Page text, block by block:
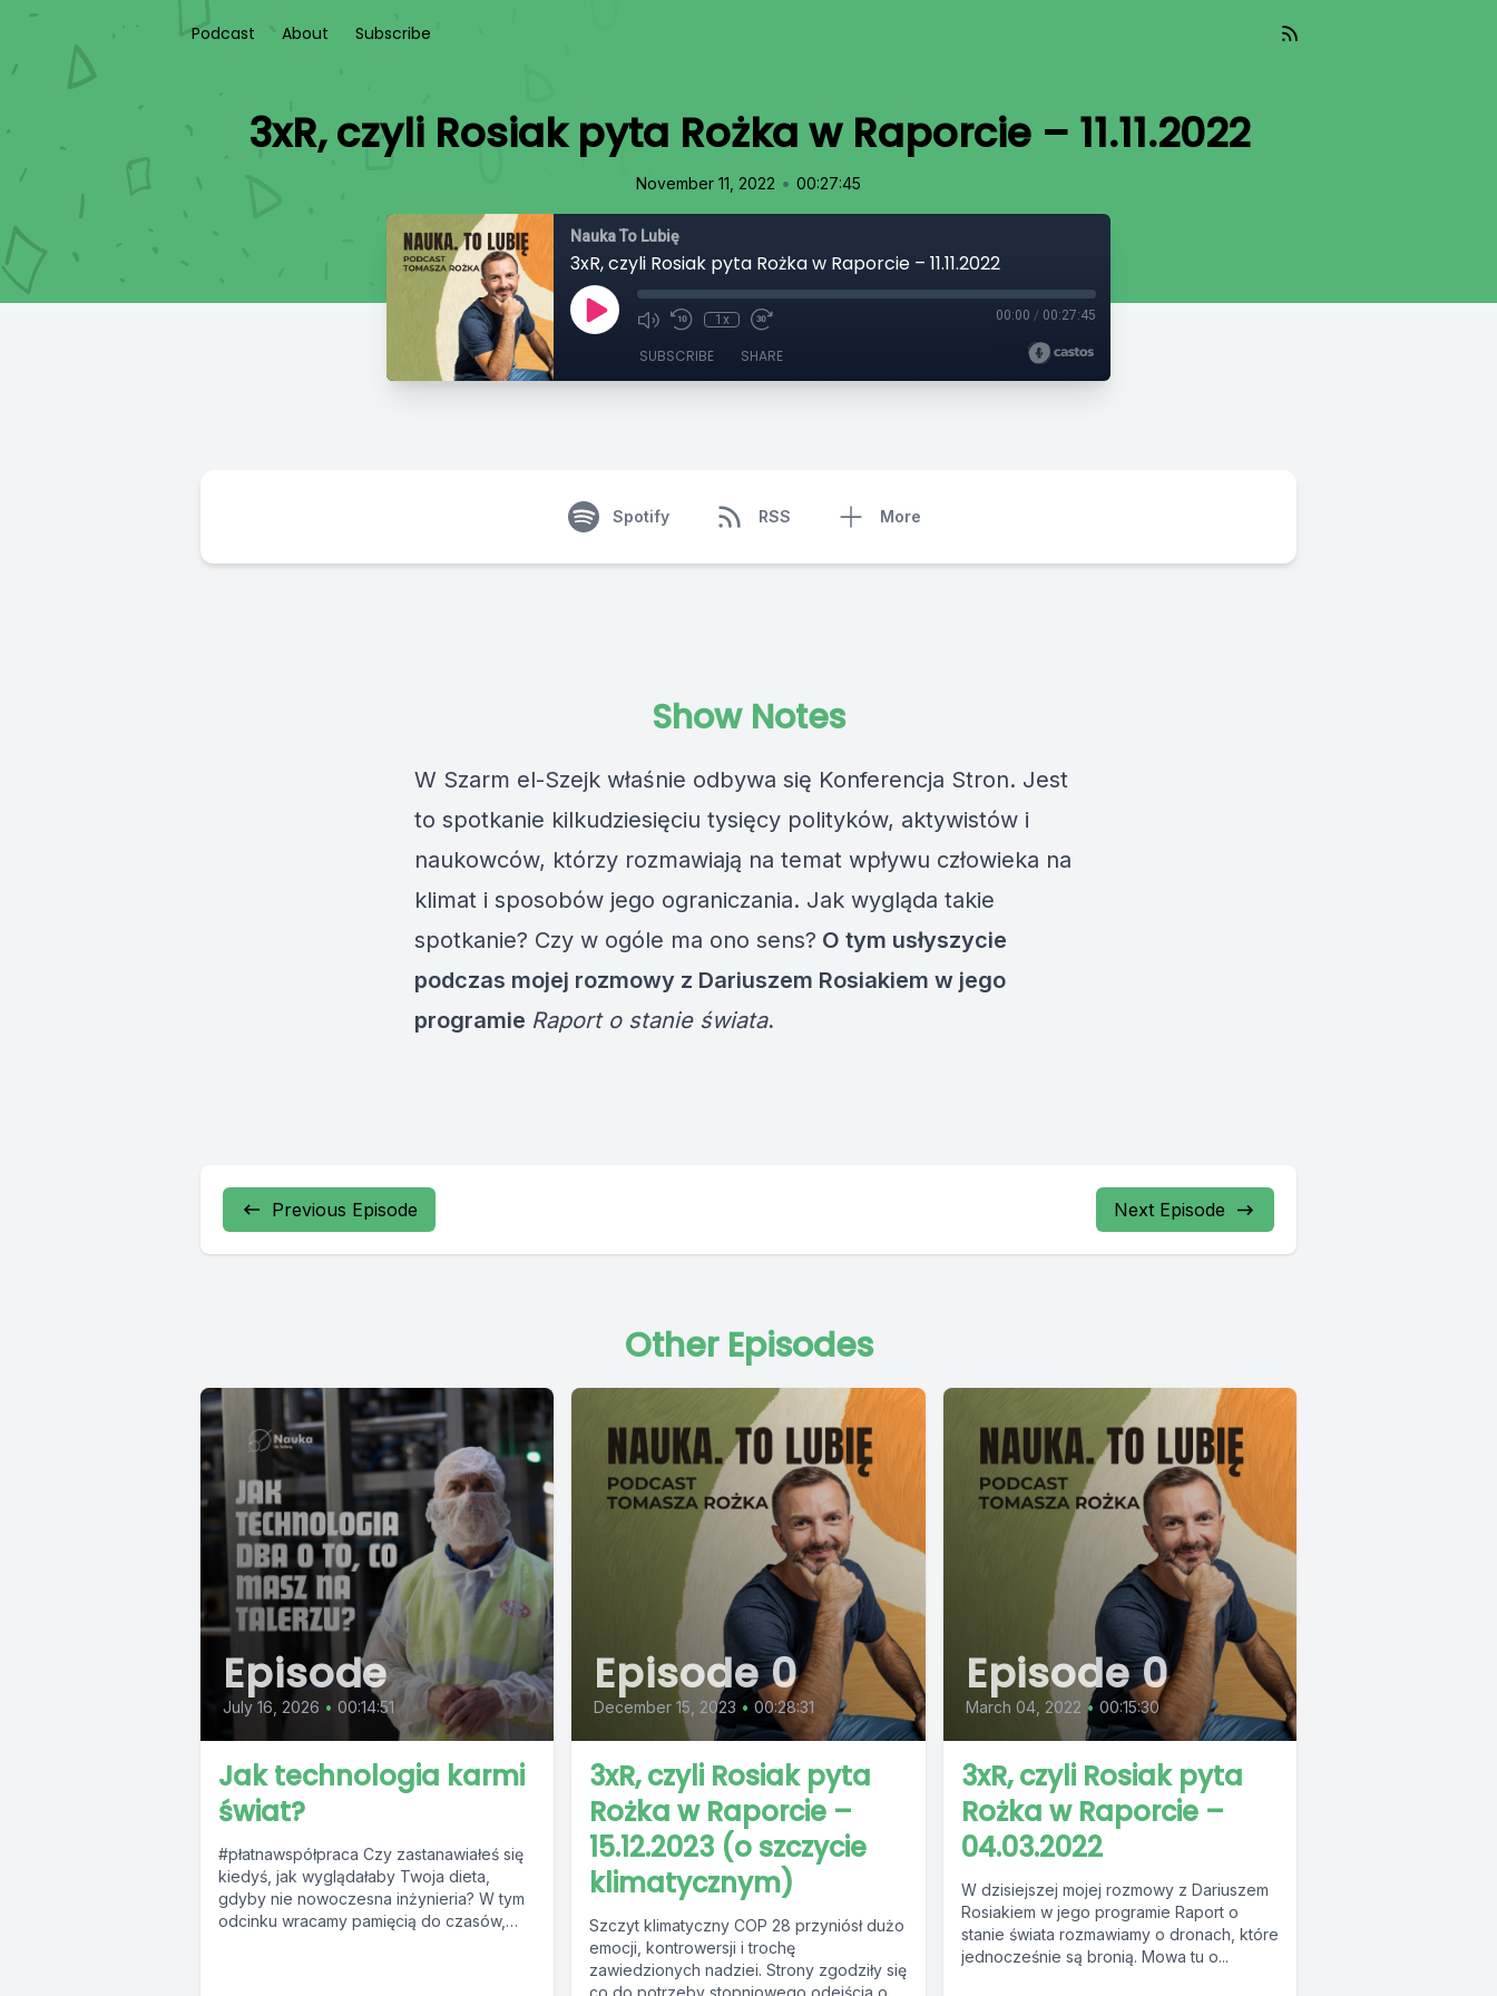
Podcast About Subscribe
3xR, czyli Rosiak pyta Rożka w Raporcie – 11.11.2022
November 11, 2022 • 00:27:45
Nauka To Lubię
3xR, czyli Rosiak pyta Rożka w Raporcie – 11.11.2022
1x 00:00 / 00:27:45
SUBSCRIBE SHARE
Spotify RSS More
Show Notes
W Szarm el-Szejk właśnie odbywa się Konferencja Stron. Jest
to spotkanie kilkudziesięciu tysięcy polityków, aktywistów i
naukowców, którzy rozmawiają na temat wpływu człowieka na
klimat i sposobów jego ograniczania. Jak wygląda takie
spotkanie? Czy w ogóle ma ono sens? O tym usłyszycie
podczas mojej rozmowy z Dariuszem Rosiakiem w jego
programie Raport o stanie świata.
Previous Episode Next Episode
Other Episodes
Episode
July 16, 2026 • 00:14:51
Jak technologia karmi
świat?
#płatnawspółpraca Czy zastanawiałeś się
kiedyś, jak wyglądałaby Twoja dieta,
gdyby nie nowoczesna inżynieria? W tym
odcinku wracamy pamięcią do czasów,
Episode 0
December 15, 2023 • 00:28:31
3xR, czyli Rosiak pyta
Rożka w Raporcie –
15.12.2023 (o szczycie
klimatycznym)
Szczyt klimatyczny COP 28 przyniósł dużo
emocji, kontrowersji i trochę
zawiedzionych nadziei. Strony zgodziły się
Episode 0
March 04, 2022 • 00:15:30
3xR, czyli Rosiak pyta
Rożka w Raporcie –
04.03.2022
W dzisiejszej mojej rozmowy z Dariuszem
Rosiakiem w jego programie Raport o
stanie świata rozmawiamy o dronach, które
jednocześnie są bronią. Mowa tu o...